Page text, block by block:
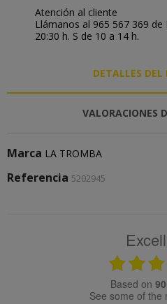
Atención al cliente
Llámanos al 965 567 369 de
20:30 h. S de 10 a 14 h.
DETALLES DEL
VALORACIONES
Marca LA TROMBA
Referencia 5202945
based on 90
see some of